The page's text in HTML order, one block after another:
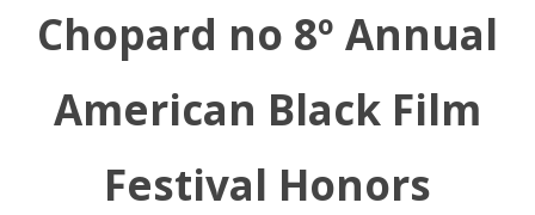
Chopard no 8º Annual
American Black Film
Festival Honors